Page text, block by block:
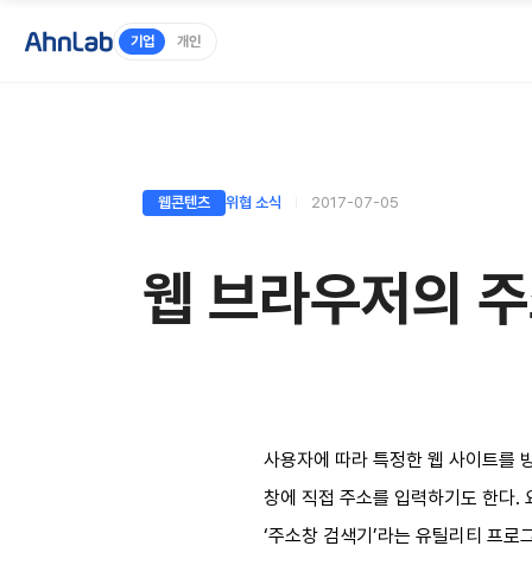
기업 개인
웹콘텐츠 위협 소식 2017-07-05
웹 브라우저의
사용자에 따라 특정한 웹 사이트를
창에 직접 주소를 입력하기도 한다.
‘주소창 검색기’라는 유틸리티 프